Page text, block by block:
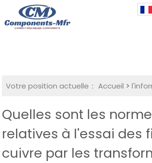
Votre position actuelle： Accueil >
Quelles sont les
relatives à l'essai des
cuivre par les